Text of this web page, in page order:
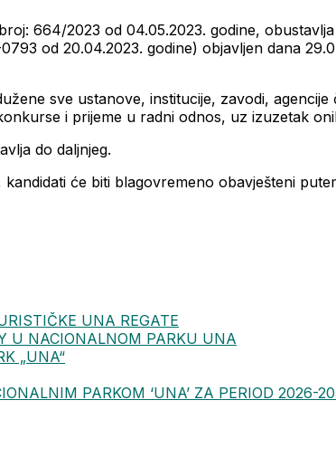
664/2023 od 04.05.2023. godine,
od 20.04.2023. godine) objavljen dana
sve ustanove, institucije, zavodi,
i prijeme u radni odnos, uz izuzetak
do daljnjeg.
će biti blagovremeno obavješteni
UNA REGATE
U NACIONALNOM PARKU UNA
„UNA“
PARKOM ‘UNA’ ZA PERIOD 2026-